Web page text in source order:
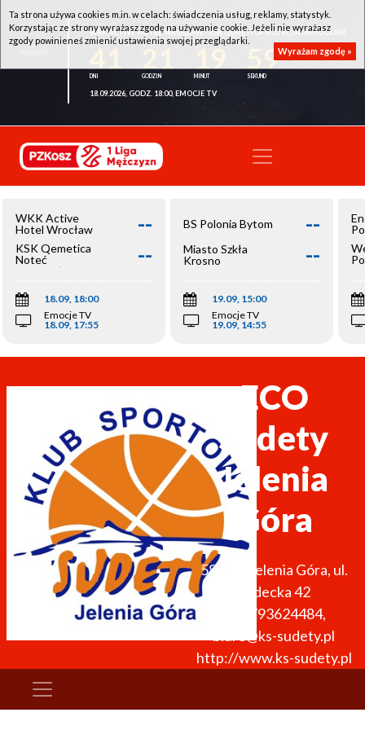
WKK ACTIVE HOTEL WROCŁAW - KSK QEMETICA NOTEĆ INOWROCŁAW
59
18.09.2026, GODZ. 18:00, EMOCJE TV
WKK Active
Hotel Wrocław
--
KSK Qemetica
Noteć
Inowrocław
--
18.09, 18:00
Emocje TV
18.09, 17:55
BS Polonia Bytom --
Miasto Szkła
Krosno
--
19.09, 15:00
Emocje TV
19.09, 14:55
ECO
Sudety
Jelenia
Góra
58-500 Jelenia Góra, ul.
Sudecka 42
+48 793624484,
biuro@ks-sudety.pl
http://www.ks-sudety.pl
Ta strona używa cookies m.in. w celach: świadczenia usług, reklamy, statystyk.
Korzystając ze strony wyrażasz zgodę na używanie cookie. Jeżeli nie wyrażasz
zgody powinieneś zmienić ustawienia swojej przeglądarki.
Wyrażam zgodę »